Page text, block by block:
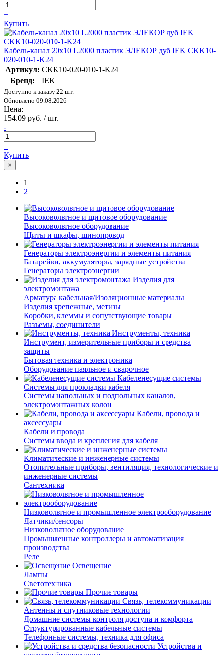
+
Купить
Кабель-канал 20х10 L2000 пластик ЭЛЕКОР дуб IEK CKK10-
020-010-1-K24
Артикул: CKK10-020-010-1-K24
Бренд:
IEK
Доступно к заказу 22 шт.
Обновлено 09.08.2026
Цена:
154.09 руб. / шт.
-
+
Купить
×
1
2
Высоковольтное и щитовое оборудование
Высоковольтное оборудование
Щиты и шкафы, шинопровод
Генераторы электроэнергии и элементы питания
Батарейки, аккумуляторы, зарядные устройства
Генераторы электроэнергии
Изделия для
электромонтажа
Арматура кабельная/Изоляционные материалы
Изделия крепежные, метизы
Коробки, клеммы и сопутствующие товары
Разъемы, соединители
Инструменты, техника
Инструмент, измерительные приборы и средства
защиты
Бытовая техника и электроника
Оборудование паяльное и сварочное
Кабеленесущие системы
Системы для прокладки кабеля
Системы напольных и подпольных каналов,
электромонтажных колон
Кабели, провода и
аксессуары
Кабели и провода
Системы ввода и крепления для кабеля
Климатические и инженерные системы
Отопительные приборы, вентиляция, технологические и
инженерные системы
Сантехника
Низковольтное и промышленное электрооборудование
Датчики/сенсоры
Низковольтное оборудование
Промышленные контроллеры и автоматизация
производства
Реле
Освещение
Лампы
Светотехника
Прочие товары
Связь, телекоммуникации
Антенны и спутниковые технологии
Домашние системы контроля доступа и комфорта
Структурированные кабельные системы
Телефонные системы, техника для офиса
Устройства и